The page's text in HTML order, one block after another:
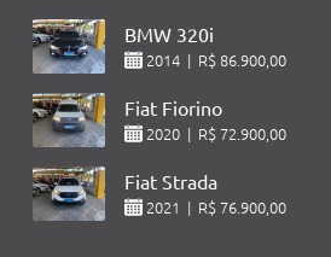
BMW 320i
2014 | R$ 86.900,00
Fiat Fiorino
2020 | R$ 72.900,00
Fiat Strada
2021 | R$ 76.900,00